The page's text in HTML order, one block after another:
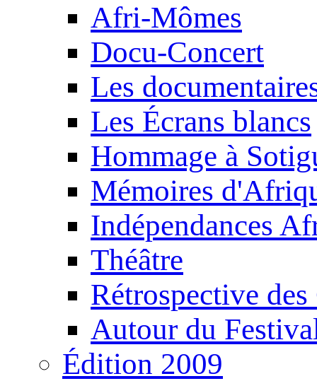
Afri-Mômes
Docu-Concert
Les
Les Écrans blancs
Hommage à
Mémoires
Indépendances
Théâtre
Rétrospective
Autour du
Édition 2009